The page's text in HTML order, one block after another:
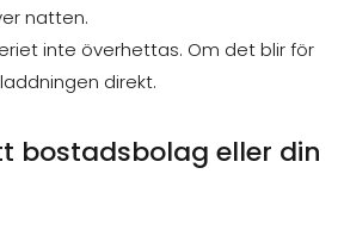
natten.
inte överhettas. Om det blir för
direkt.
bostadsbolag eller din